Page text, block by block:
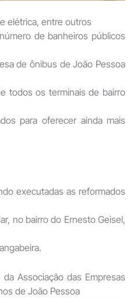
elétrica, entre outros
de banheiros públicos
de ônibus de João Pessoa
todos os terminais de bairro
para oferecer ainda mais
executadas as reformados
no bairro do Ernesto Geisel,
Associação das Empresas
de João Pessoa